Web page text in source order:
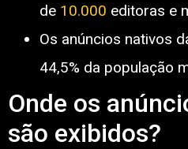
de 10.000 editoras e
Os anúncios nativos
44,5% da população
Onde os
são exibidos?